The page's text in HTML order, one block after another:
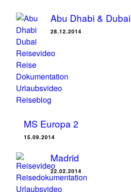
Abu Dhabi & Dubai
28.12.2014
MS Europa 2
15.09.2014
Madrid
22.02.2014